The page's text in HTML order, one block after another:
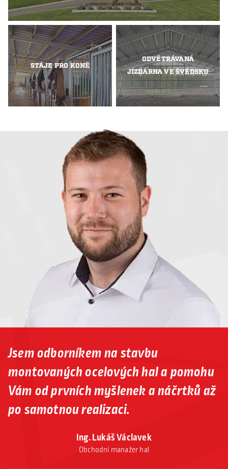
STÁJE PRO KONĚ
ODVĚTRÁVANÁ
JÍZDÁRNA VE ŠVÉDSKU
Ing. Lukáš Václavek
Obchodní manažer hal
Jsem odborníkem na stavbu
montovaných ocelových hal a pomohu
Vám od prvních myšlenek a náčrtků až
po samotnou realizaci.